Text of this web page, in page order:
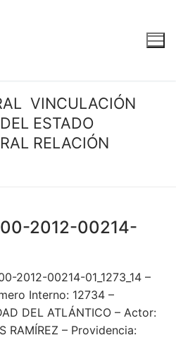
VINCULACIÓN
ESTADO
RELACIÓN
2012-00214-
2012-00214-01_1273_14 –
Interno: 12734 –
DEL ATLÁNTICO – Actor:
RAMÍREZ – Providencia: